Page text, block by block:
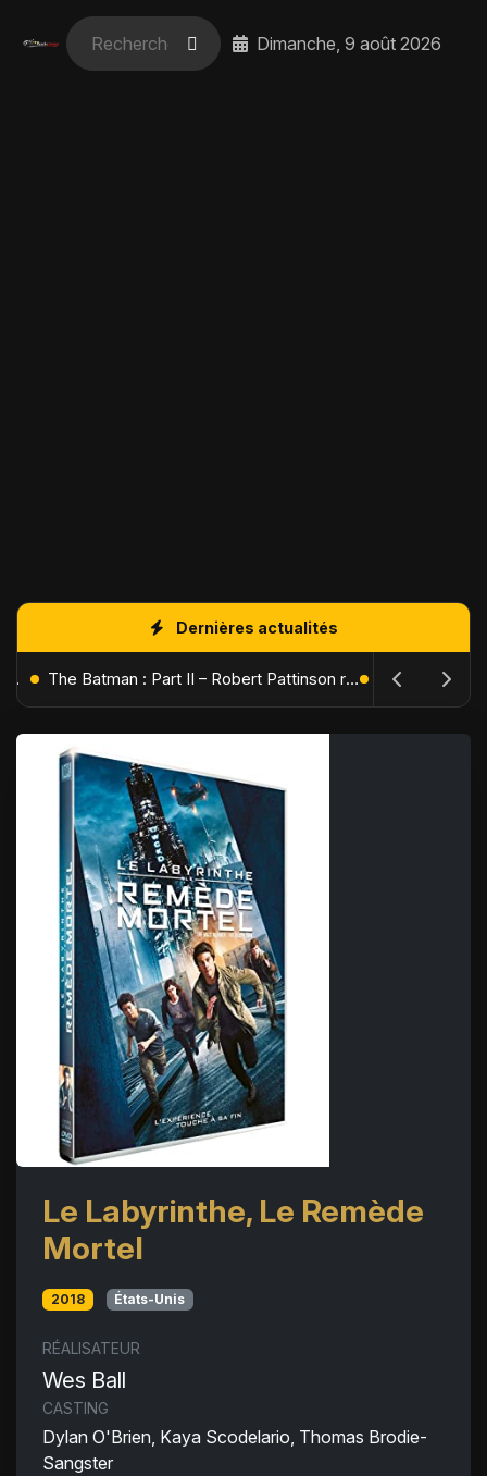
Dimanche, 9 août 2026
Dernières actualités
L'Âge de Glace : Le Réveil du Volcan – Manny, Sid et Diego de retour pour une aventure explosive The Batman : Part II – Robert Pattinson replonge dans les ténèbres de Gotham dès octobre 2027
Le Labyrinthe, Le Remède
Mortel
2018 États-Unis
RÉALISATEUR
Wes Ball
CASTING
Dylan O'Brien, Kaya Scodelario, Thomas Brodie-
Sangster